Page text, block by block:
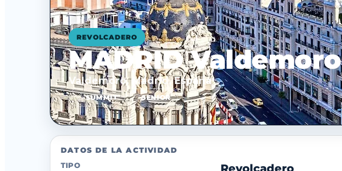
REVOLCADERO
MADRID Valdemoro
Valdemoro, Madrid, España
SUMMIT SENIOR
DATOS DE LA ACTIVIDAD
TIPO